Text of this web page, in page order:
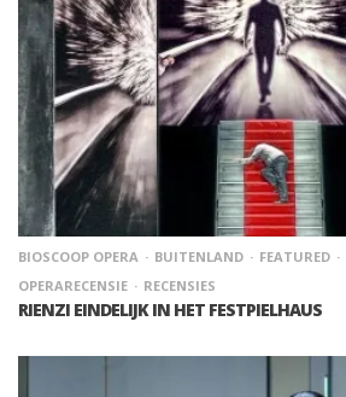
BIOSCOOP OPERA BUITENLAND FEATURED
OPERARECENSIE
RECENSIES
RIENZI EINDELIJK IN HET FESTPIELHAUS